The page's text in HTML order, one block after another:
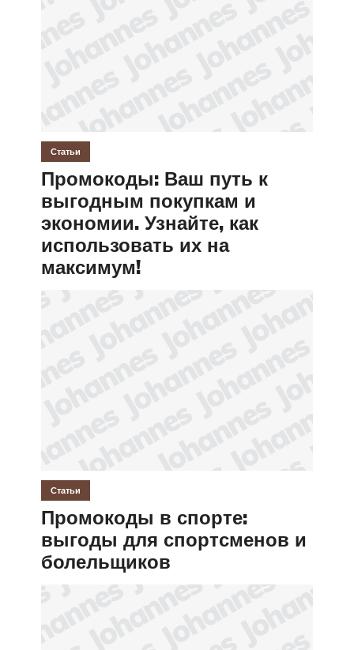
Статьи
Промокоды: Ваш путь к
выгодным покупкам и
экономии. Узнайте, как
использовать их на
максимум!
Статьи
Промокоды в спорте:
выгоды для спортсменов и
болельщиков